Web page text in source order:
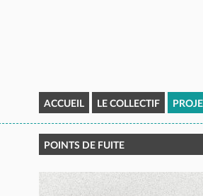
ACCUEIL LE COLLECTIF
POINTS DE FUITE